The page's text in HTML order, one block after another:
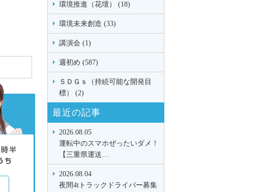
環境推進（花壇） (18)
環境未来創造 (33)
講演会 (1)
週初め (587)
ＳＤＧｓ（持続可能な開発目
標） (2)
最近の記事
2026.08.05
運転中のスマホぜったいダメ！
【三重県運送…
2026.08.04
夜間4tトラックドライバー募集